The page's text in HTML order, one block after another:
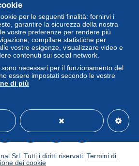
per le seguenti finalità: fornirvi i
garantire la sicurezza della nostra
vostre preferenze per rendere più
compilare statistiche per
vostre esigenze, visualizzare video e
contenuti sui social network.
necessari per il funzionamento del
essere impostati secondo le vostre
di più
Srl. Tutti i diritti riservati. Termini di
dei cookie